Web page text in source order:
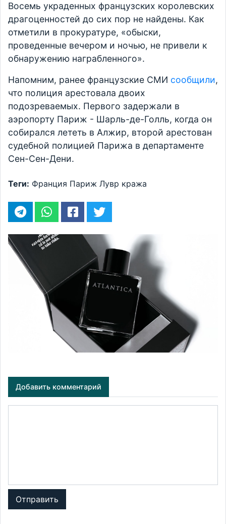
Восемь украденных французских королевских
драгоценностей до сих пор не найдены. Как
отметили в прокуратуре, «обыски,
проведенные вечером и ночью, не привели к
обнаружению награбленного».
Напомним, ранее французские СМИ сообщили,
что полиция арестовала двоих
подозреваемых. Первого задержали в
аэропорту Париж - Шарль-де-Голль, когда он
собирался лететь в Алжир, второй арестован
судебной полицией Парижа в департаменте
Сен-Сен-Дени.
Теги: Франция Париж Лувр кража
Добавить комментарий
Отправить